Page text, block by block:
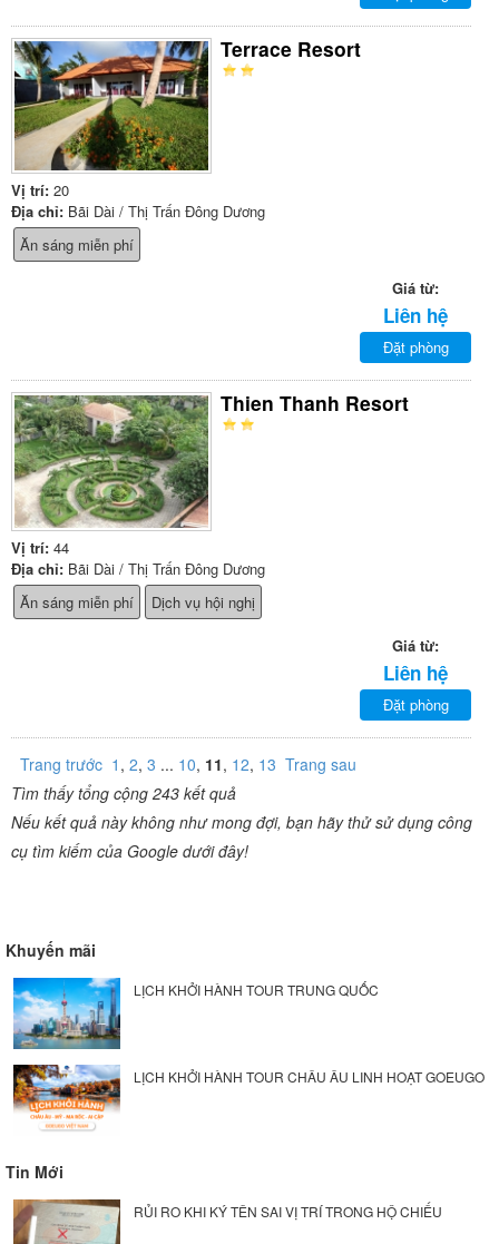
Terrace Resort
Vị trí: 20
Địa chỉ: Bãi Dài / Thị Trấn Đông Dương
Ăn sáng miễn phí
Giá từ:
Liên hệ
Đặt phòng
Thien Thanh Resort
Vị trí: 44
Địa chỉ: Bãi Dài / Thị Trấn Đông Dương
Ăn sáng miễn phí
Dịch vụ hội nghị
Giá từ:
Liên hệ
Đặt phòng
Trang trước 1 , 2, 3 ... 10, 11, 12, 13 Trang sau
Tìm thấy tổng cộng 243 kết quả
Nếu kết quả này không như mong đợi, bạn hãy thử sử dụng công
cụ tìm kiếm của Google dưới đây!
Khuyến mãi
LỊCH KHỞI HÀNH TOUR TRUNG QUỐC
LỊCH KHỞI HÀNH TOUR CHÂU ÂU LINH HOẠT GOEUGO
Tin Mới
RỦI RO KHI KÝ TÊN SAI VỊ TRÍ TRONG HỘ CHIẾU